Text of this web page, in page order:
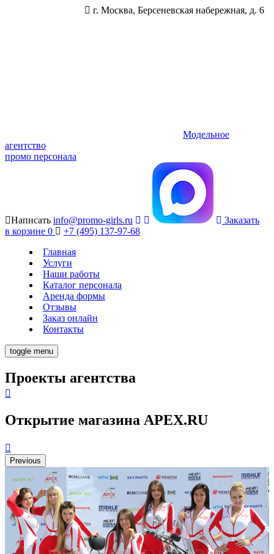
г. Москва, Берсеневская набережная, д. 6
Модельное
агентство
промо персонала
Написать info@promo-girls.ru
Заказать
в корзине 0
+7 (495) 137-97-68
Главная
Услуги
Наши работы
Каталог персонала
Аренда формы
Отзывы
Заказ онлайн
Контакты
toggle menu
Проекты агентства
Открытие магазина APEX.RU
Previous